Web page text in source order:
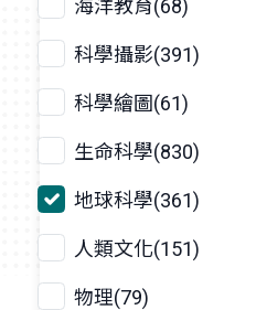
海洋教育(68)
科學攝影(391)
科學繪圖(61)
生命科學(830)
地球科學(361)
人類文化(151)
物理(79)